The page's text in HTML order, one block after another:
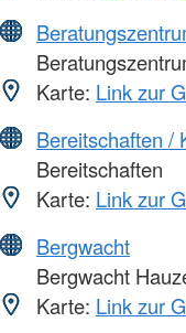
Karte: Link zur
Bereitschaften /
Bereitschaften
Karte: Link zur
Bergwacht
Bergwacht
Karte: Link zur